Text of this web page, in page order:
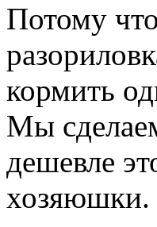
Потому
кормить
Мы
дешевле
хозяюшки.